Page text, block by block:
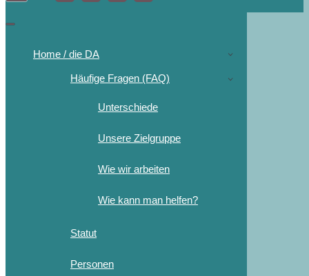
Home / die DA
Häufige Fragen (FAQ)
Unterschiede
Unsere Zielgruppe
Wie wir arbeiten
Wie kann man helfen?
Statut
Personen